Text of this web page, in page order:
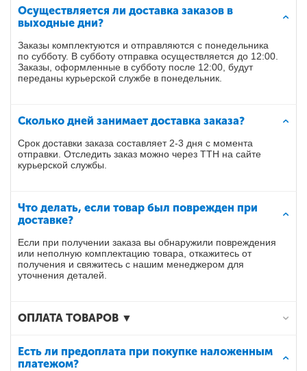
Осуществляется ли доставка заказов в
выходные дни?
Заказы комплектуются и отправляются с понедельника
по субботу. В субботу отправка осуществляется до 12:00.
Заказы, оформленные в субботу после 12:00, будут
переданы курьерской службе в понедельник.
Сколько дней занимает доставка заказа?
Срок доставки заказа составляет 2-3 дня с момента
отправки. Отследить заказ можно через ТТН на сайте
курьерской службы.
Что делать, если товар был поврежден при
доставке?
Если при получении заказа вы обнаружили повреждения
или неполную комплектацию товара, откажитесь от
получения и свяжитесь с нашим менеджером для
уточнения деталей.
ОПЛАТА ТОВАРОВ ▼
Есть ли предоплата при покупке наложенным
платежом?